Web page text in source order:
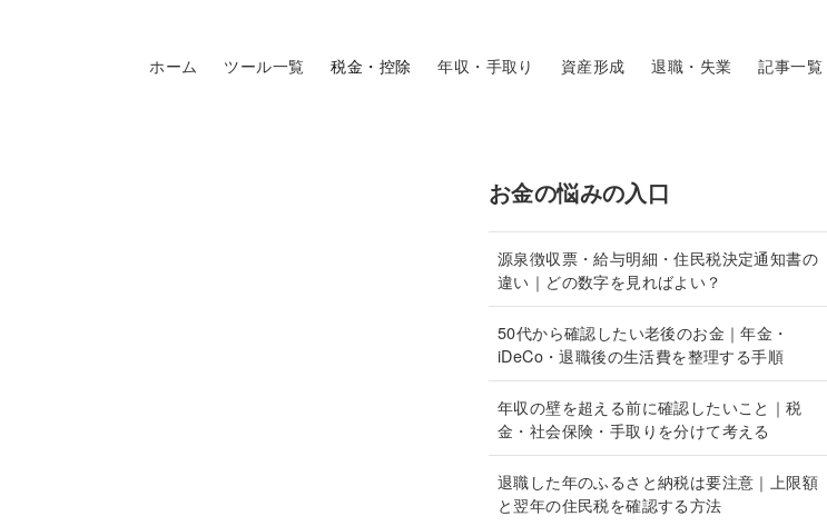
ホーム ツール一覧 税金・控除 年収・手取り 資産形成 退職・失業 記事一覧
お金の悩みの入口
源泉徴収票・給与明細・住民税決定通知書の
違い｜どの数字を見ればよい？
50代から確認したい老後のお金｜年金・
iDeCo・退職後の生活費を整理する手順
年収の壁を超える前に確認したいこと｜税
金・社会保険・手取りを分けて考える
退職した年のふるさと納税は要注意｜上限額
と翌年の住民税を確認する方法